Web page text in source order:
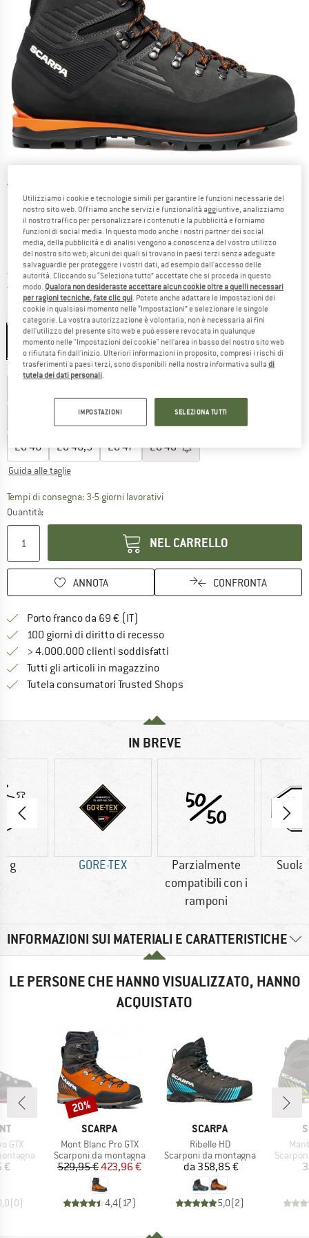
Viste dettagliate
Prezzo:
419,95€ incl. IVA
Nessuna spesa di spedizione(IT)Italia. Informazioni sui
Colore:Anthracite / Orange
Scegli la taglia:
43,5 EU 44,5 EU45
EU46 EU46,5 EU47 EU48
Guida alle taglie
Tempi di consegna: 3-5 giorni lavorativiIl link si apre in una casella
Quantità:
NEL CARRELLO
ANNOTA CONFRONTA
Porto franco da 69 € (IT)
100 giorni di diritto di recessoVai alla politica di recesso qui
> 4.000.000 clienti soddisfatti
Tutti gli articoli in magazzino
Tutela consumatori Trusted Shops
IN BREVE
g GORE-TEX
Parzialmente
compatibili con i
ramponi
Suola
INFORMAZIONI SUI MATERIALI E CARATTERISTICHE
LE PERSONE CHE HANNO VISUALIZZATO, HANNO
ACQUISTATO
GTX
€
(0)
MARCHIO
SCARPA
Articolo
Mont Blanc Pro GTX
Gruppo di prodotti
Scarponi da montagna
Prezzo
529,95 €Prezzo ridotto
423,96 €
4,4( 17)
Sconto
20%
MARCHIO
SCARPA
Articolo
Ribelle HD
Gruppo di prodotti
Scarponi da montagna
Prezzo
da 358,85 €
5,0(2)
Gruppo
Utilizziamo i cookie e tecnologie simili per garantire le funzioni necessarie del
nostro sito web. Offriamo anche servizi e funzionalità aggiuntive, analizziamo
il nostro traffico per personalizzare i contenuti e la pubblicità e forniamo
funzioni di social media. In questo modo anche i nostri partner dei social
media, della pubblicità e di analisi vengono a conoscenza del vostro utilizzo
del nostro sito web; alcuni dei quali si trovano in paesi terzi senza adeguate
salvaguardie per proteggere i vostri dati, ad esempio dall'accesso delle
autorità. Cliccando su “Seleziona tutto” accettate che si proceda in questo
modo. Qualora non desideraste accettare alcun cookie oltre a quelli necessari
per ragioni tecniche, fate clic qui. Potete anche adattare le impostazioni dei
cookie in qualsiasi momento nelle “Impostazioni” e selezionare le singole
categorie. La vostra autorizzazione è volontaria, non è necessaria ai fini
dell'utilizzo del presente sito web e può essere revocata in qualunque
momento nelle "Impostazioni dei cookie" nell'area in basso del nostro sito web
o rifiutata fin dall'inizio. Ulteriori informazioni in proposito, compresi i rischi di
trasferimenti a paesi terzi, sono disponibili nella nostra informativa sulladi
tutela dei dati personali.
IMPOSTAZIONI SELEZIONA TUTTI